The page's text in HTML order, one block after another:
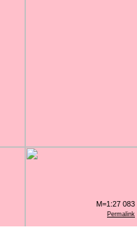
Permalink
M=1:27 083